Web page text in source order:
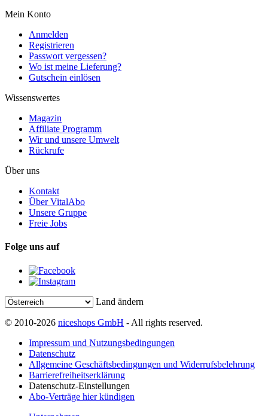
Mein Konto
Anmelden
Registrieren
Passwort vergessen?
Wo ist meine Lieferung?
Gutschein einlösen
Wissenswertes
Magazin
Affiliate Programm
Wir und unsere Umwelt
Rückrufe
Über uns
Kontakt
Über VitalAbo
Unsere Gruppe
Freie Jobs
Folge uns auf
Land ändern
© 2010-2026 niceshops GmbH - All rights reserved.
Impressum und Nutzungsbedingungen
Datenschutz
Allgemeine Geschäftsbedingungen und Widerrufsbelehrung
Barrierefreiheitserklärung
Datenschutz-Einstellungen
Abo-Verträge hier kündigen